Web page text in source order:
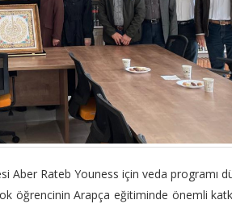
Aber Rateb Youness için veda programı
öğrencinin Arapça eğitiminde önemli